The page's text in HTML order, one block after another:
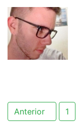
Anterior 1